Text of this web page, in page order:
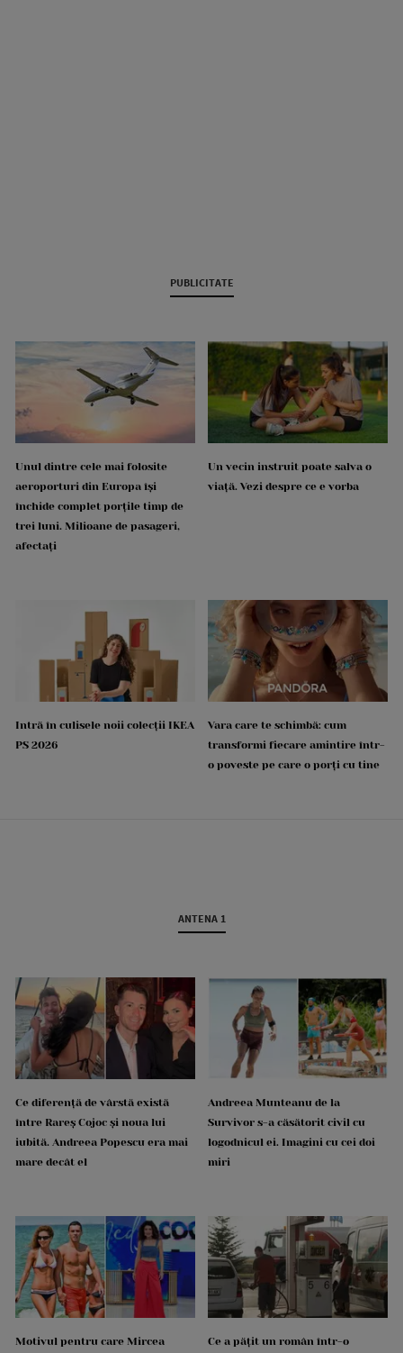
PUBLICITATE
Unul dintre cele mai folosite
aeroporturi din Europa își
închide complet porțile timp de
trei luni. Milioane de pasageri,
afectați
Un vecin instruit poate salva o
viață. Vezi despre ce e vorba
Intră în culisele noii colecții IKEA
PS 2026
Vara care te schimbă: cum
transformi fiecare amintire într-
o poveste pe care o porți cu tine
ANTENA 1
Ce diferență de vârstă există
între Rareș Cojoc și noua lui
iubită. Andreea Popescu era mai
mare decât el
Andreea Munteanu de la
Survivor s-a căsătorit civil cu
logodnicul ei. Imagini cu cei doi
miri
Motivul pentru care Mircea
Ce a pățit un român într-o